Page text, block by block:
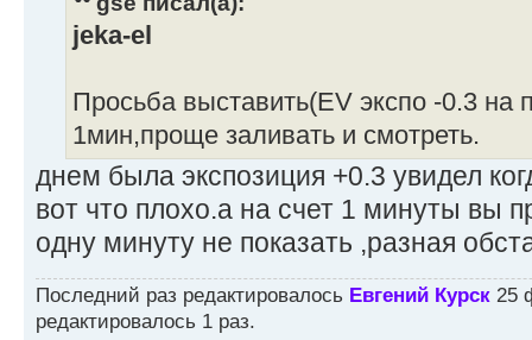
jeka-el
Просьба выставить(EV экспо -0.3 на
1мин,проще заливать и смотреть.
днем была экспозиция +0.3 увидел
вот что плохо.а на счет 1 минуты вы
одну минуту не показать ,разная
Последний раз редактировалось Евгений Курск 25
редактировалось 1 раз.